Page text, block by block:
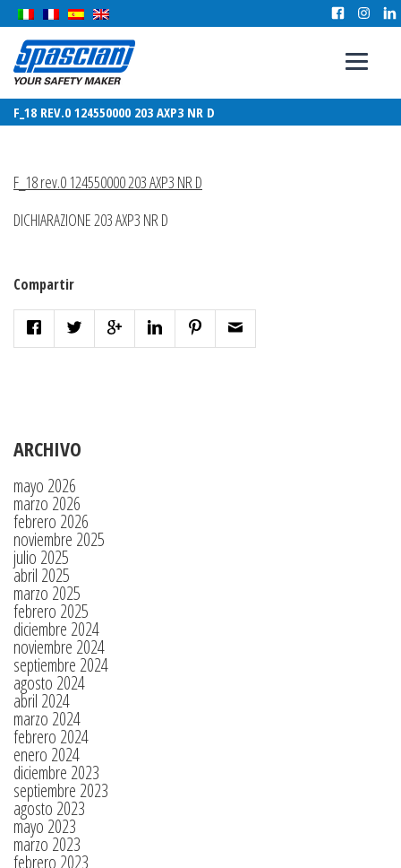
F_18 REV.0 124550000 203 AXP3 NR D
F_18 rev.0 124550000 203 AXP3 NR D
DICHIARAZIONE 203 AXP3 NR D
Compartir
ARCHIVO
mayo 2026
marzo 2026
febrero 2026
noviembre 2025
julio 2025
abril 2025
marzo 2025
febrero 2025
diciembre 2024
noviembre 2024
septiembre 2024
agosto 2024
abril 2024
marzo 2024
febrero 2024
enero 2024
diciembre 2023
septiembre 2023
agosto 2023
mayo 2023
marzo 2023
febrero 2023